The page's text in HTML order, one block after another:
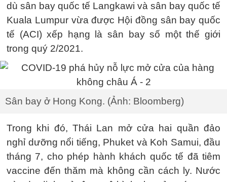
dù sân bay quốc tế Langkawi và sân bay quốc tế
Kuala Lumpur vừa được Hội đồng sân bay quốc
tế (ACI) xếp hạng là sân bay số một thế giới
trong quý 2/2021.
Sân bay ở Hong Kong. (Ảnh: Bloomberg)
Trong khi đó, Thái Lan mở cửa hai quần đảo
nghỉ dưỡng nổi tiếng, Phuket và Koh Samui, đầu
tháng 7, cho phép hành khách quốc tế đã tiêm
vaccine đến thăm mà không cần cách ly. Nước